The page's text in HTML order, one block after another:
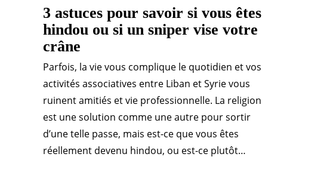
3 astuces pour savoir si vous êtes
hindou ou si un sniper vise votre
crâne
Parfois, la vie vous complique le quotidien et vos
activités associatives entre Liban et Syrie vous
ruinent amitiés et vie professionnelle. La religion
est une solution comme une autre pour sortir
d’une telle passe, mais est-ce que vous êtes
réellement devenu hindou, ou est-ce plutôt…